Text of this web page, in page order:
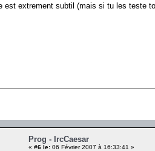
est extrement subtil (mais si tu les teste
Prog - IrcCaesar
« #6 le: 06 Février 2007 à 16:33:41 »